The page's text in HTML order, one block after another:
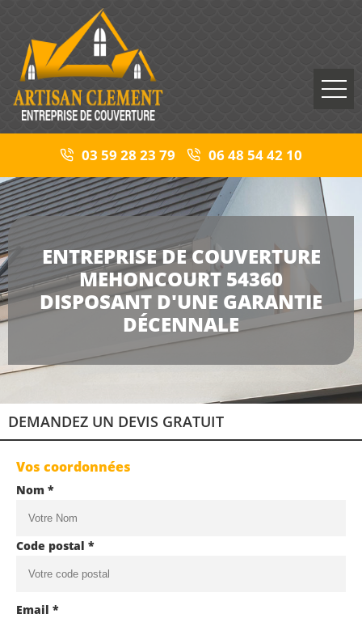
03 59 28 23 79 06 48 54 42 10
ENTREPRISE DE COUVERTURE
MEHONCOURT 54360
DISPOSANT D'UNE GARANTIE
DÉCENNALE
DEMANDEZ UN DEVIS GRATUIT
Vos coordonnées
Nom *
Code postal *
Email *